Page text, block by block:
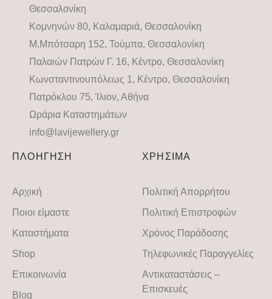
Θεσσαλονίκη
Κομνηνών 80, Καλαμαριά, Θεσσαλονίκη
Μ.Μπότσαρη 152, Τούμπα, Θεσσαλονίκη
Παλαιών Πατρών Γ. 16, Κέντρο, Θεσσαλονίκη
Κωνσταντινουπόλεως 1, Κέντρο, Θεσσαλονίκη
Πατρόκλου 75, Ίλιον, Αθήνα
Ωράρια Καταστημάτων
info@lavijewellery.gr
ΠΛΟΗΓΗΣΗ
Αρχική
Ποιοι είμαστε
Καταστήματα
Shop
Επικοινωνία
Blog
ΧΡΗΣΙΜΑ
Πολιτική Απορρήτου
Πολιτική Επιστροφών
Χρόνος Παράδοσης
Τηλεφωνικές Παραγγελίες
Αντικαταστάσεις –
Επισκευές